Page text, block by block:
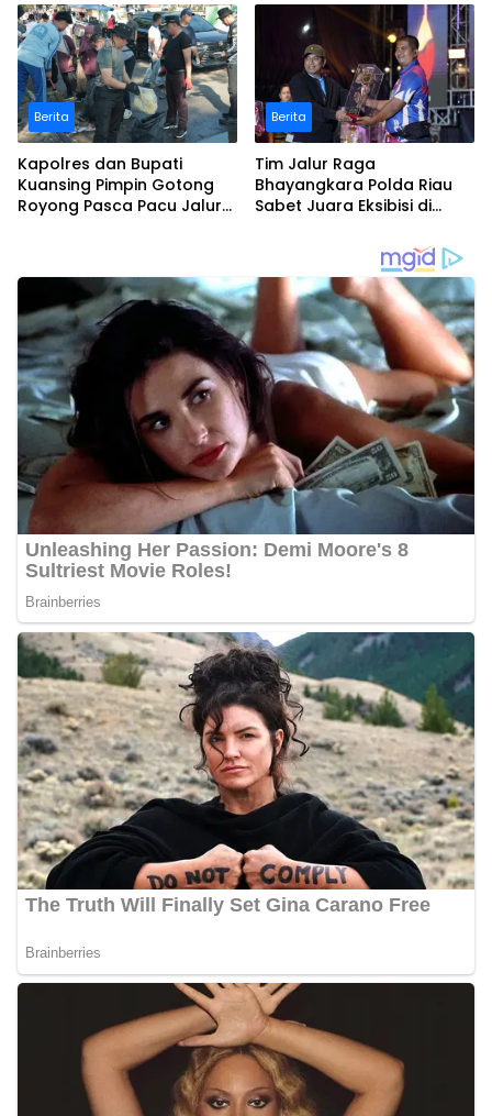
Longsor
Berita
Kapolres dan Bupati
Kuansing Pimpin Gotong
Royong Pasca Pacu Jalur
Berita
Tim Jalur Raga
Bhayangkara Polda Riau
Sabet Juara Eksibisi di